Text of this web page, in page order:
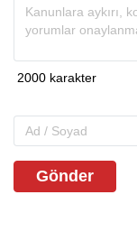
Gönder